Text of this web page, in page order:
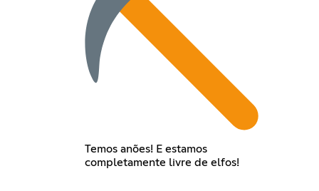
Temos anões! E estamos
completamente livre de elfos!